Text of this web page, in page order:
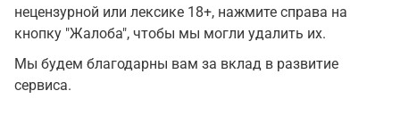
нецензурной или лексике 18+, нажмите справа на
кнопку "Жалоба", чтобы мы могли удалить их.
Мы будем благодарны вам за вклад в развитие
сервиса.